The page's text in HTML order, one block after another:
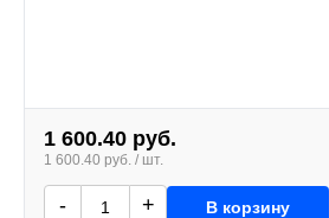
1 600.40 руб.
1 600.40 руб. / шт.
- + В корзину